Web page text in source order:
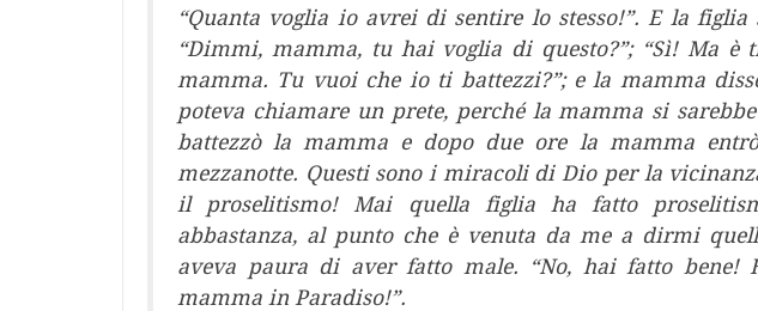
“Quanta voglia io avrei di sentire lo stesso!”. E la figlia
“Dimmi, mamma, tu hai voglia di questo?”; “Sì! Ma è
mamma. Tu vuoi che io ti battezzi?”; e la mamma
poteva chiamare un prete, perché la mamma si
battezzò la mamma e dopo due ore la mamma
mezzanotte. Questi sono i miracoli di Dio per la
il proselitismo! Mai quella figlia ha fatto
abbastanza, al punto che è venuta da me a dirmi
aveva paura di aver fatto male. “No, hai fatto bene!
mamma in Paradiso!”.